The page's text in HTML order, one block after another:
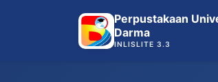
Perpustakaan
Darma
INLISLITE 3.3